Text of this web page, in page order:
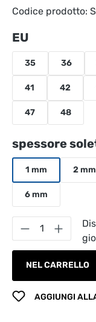
Codice prodotto:
Seleziona
EU
35 36
41 42
47 48
Seleziona
spessore
1 mm 2 mm
6 mm
Quantità
NEL CARRELLO
AGGIUNGI